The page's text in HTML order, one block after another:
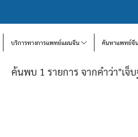
บริการทางการแพทย์แผนจีน ค้นหาแพทย์จีน
ค้นพบ 1 รายการ จากคำว่า"เจ็